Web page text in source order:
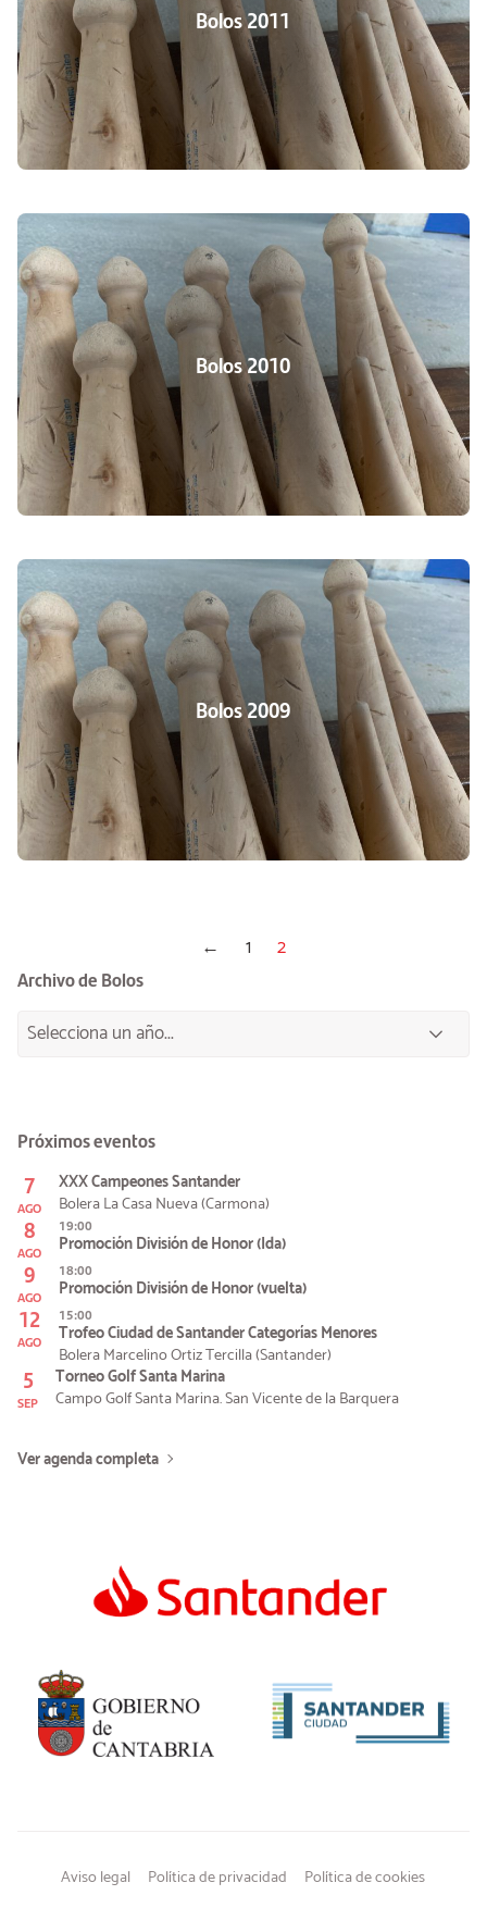
Bolos 2011
Bolos 2010
Bolos 2009
← 1 2
Archivo de Bolos
Próximos eventos
7
AGO
XXX Campeones Santander
Bolera La Casa Nueva (Carmona)
8
AGO
19:00
Promoción División de Honor (Ida)
9
AGO
18:00
Promoción División de Honor (vuelta)
12
AGO
15:00
Trofeo Ciudad de Santander Categorías Menores
Bolera Marcelino Ortiz Tercilla (Santander)
5
SEP
Torneo Golf Santa Marina
Campo Golf Santa Marina. San Vicente de la Barquera
Ver agenda completa
Aviso legal Política de privacidad Política de cookies